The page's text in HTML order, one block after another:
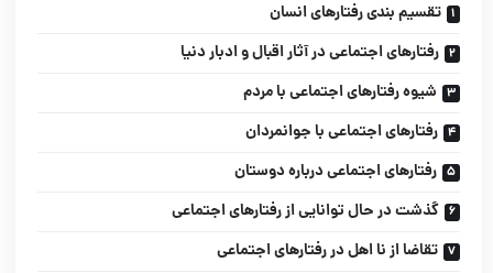
تقسیم بندی رفتارهای انسان
رفتارهای اجتماعی در آثار اقبال و ادبار دنیا
شیوه رفتارهای اجتماعی با مردم
رفتارهای اجتماعی با جوانمردان
رفتارهای اجتماعی درباره دوستان
گذشت در حال توانایی از رفتارهای اجتماعی
تقاضا از نا اهل در رفتارهای اجتماعی